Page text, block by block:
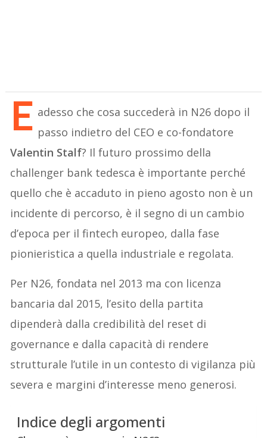
E adesso che cosa succederà in N26 dopo il
passo indietro del CEO e co-fondatore
Valentin Stalf? Il futuro prossimo della
challenger bank tedesca è importante perché
quello che è accaduto in pieno agosto non è un
incidente di percorso, è il segno di un cambio
d’epoca per il fintech europeo, dalla fase
pionieristica a quella industriale e regolata.
Per N26, fondata nel 2013 ma con licenza
bancaria dal 2015, l’esito della partita
dipenderà dalla credibilità del reset di
governance e dalla capacità di rendere
strutturale l’utile in un contesto di vigilanza più
severa e margini d’interesse meno generosi.
Indice degli argomenti